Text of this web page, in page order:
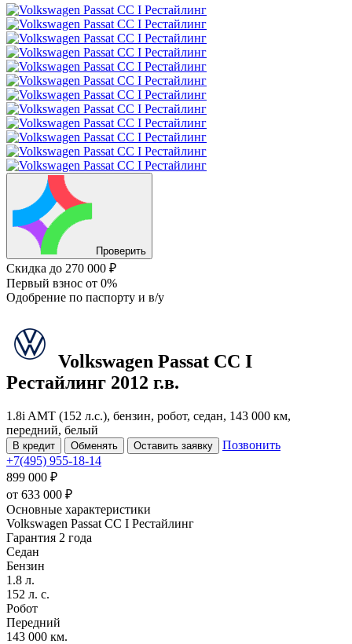
Проверить
Скидка до 270 000 ₽
Первый взнос от 0%
Одобрение по паспорту и в/у
Volkswagen Passat CC I
Рестайлинг 2012 г.в.
1.8i AMT (152 л.с.), бензин, робот, седан, 143 000 км,
передний, белый
В кредит Обменять Оставить заявку
Позвонить
+7(495) 955-18-14
899 000 ₽
от 633 000 ₽
Основные характеристики
Volkswagen Passat CC I Рестайлинг
Гарантия 2 года
Седан
Бензин
1.8 л.
152 л. с.
Робот
Передний
143 000 км.